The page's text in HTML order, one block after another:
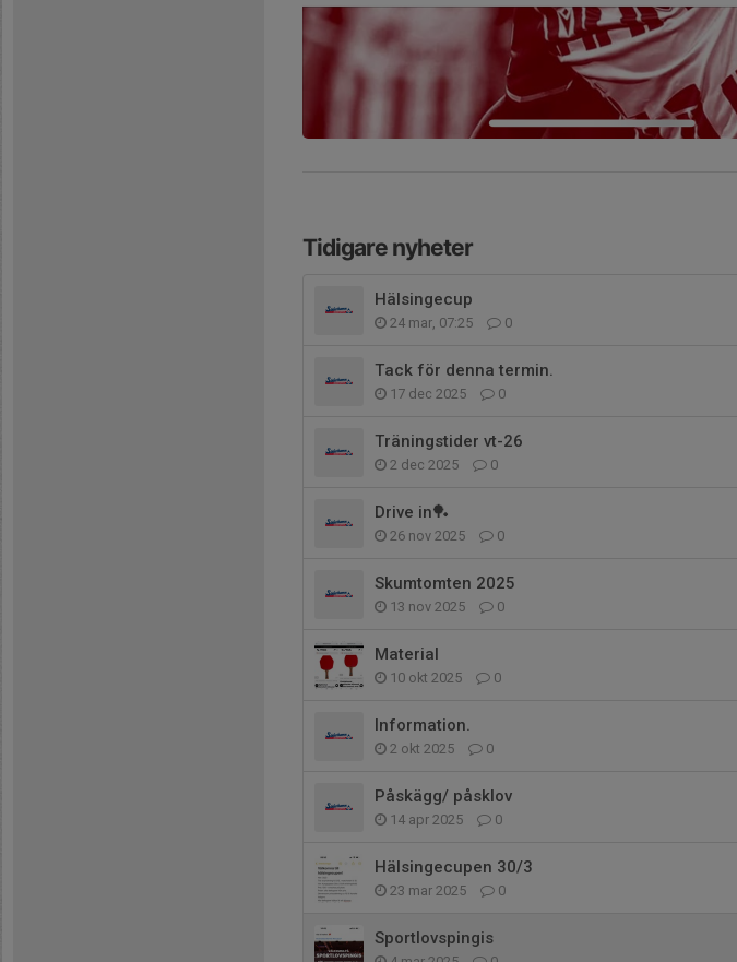
Tidigare nyheter
Hälsingecup
24 mar, 07:25 0
Tack för denna termin.
17 dec 2025 0
Träningstider vt-26
2 dec 2025 0
Drive in🏓
26 nov 2025 0
Skumtomten 2025
13 nov 2025 0
Material
10 okt 2025 0
Information.
2 okt 2025 0
Påskägg/ påsklov
14 apr 2025 0
Hälsingecupen 30/3
23 mar 2025 0
Sportlovspingis